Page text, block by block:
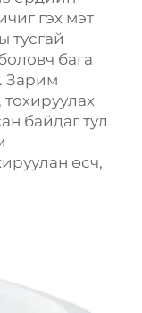
гэх мэт
тусгай
бага
Зарим
тохируулах
байдаг тул
өсч,